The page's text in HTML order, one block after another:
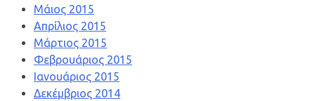
Μάιος 2015
Απρίλιος 2015
Μάρτιος 2015
Φεβρουάριος 2015
Ιανουάριος 2015
Δεκέμβριος 2014